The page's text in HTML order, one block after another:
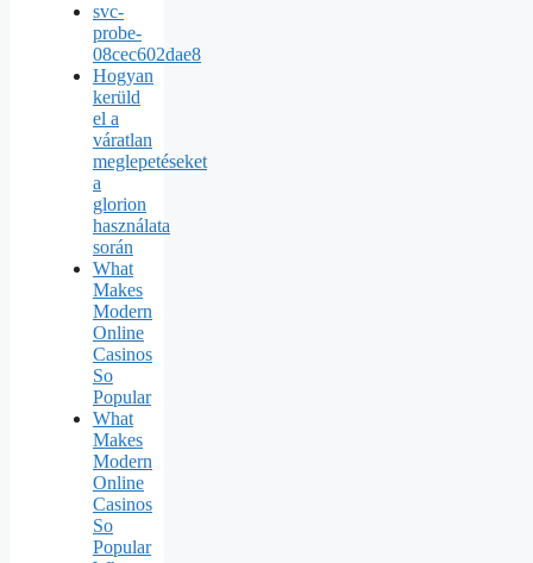
svc-
probe-
08cec602dae8
Hogyan
kerüld
el a
váratlan
meglepetéseket
a
glorion
használata
során
What
Makes
Modern
Online
Casinos
So
Popular
What
Makes
Modern
Online
Casinos
So
Popular